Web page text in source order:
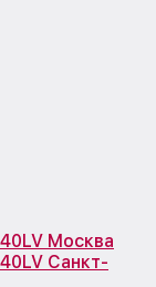
Москва
Санкт-